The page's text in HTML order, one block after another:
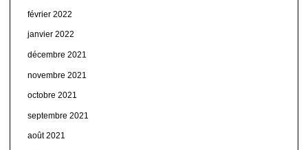
février 2022
janvier 2022
décembre 2021
novembre 2021
octobre 2021
septembre 2021
août 2021